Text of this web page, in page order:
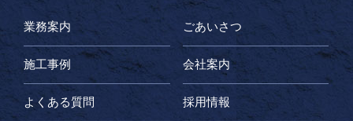
業務案内
施工事例
よくある質問
ごあいさつ
会社案内
採用情報